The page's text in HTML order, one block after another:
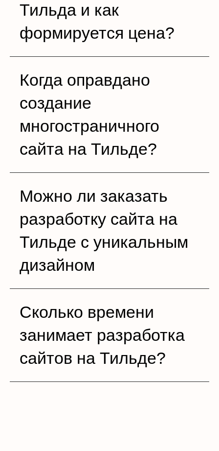
Тильда и как
формируется цена?
Когда оправдано
создание
многостраничного
сайта на Тильде?
Можно ли заказать
разработку сайта на
Тильде с уникальным
дизайном
Сколько времени
занимает разработка
сайтов на Тильде?